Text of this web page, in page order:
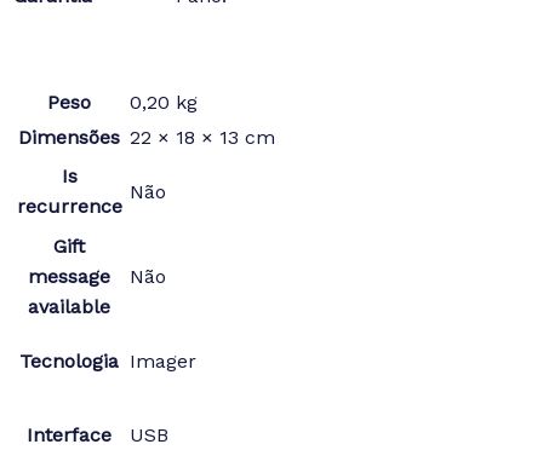
Peso
0,20 kg
Dimensões 22 × 18 × 13 cm
Is
recurrence
Não
Gift
message
available
Não
Tecnologia Imager
Interface USB